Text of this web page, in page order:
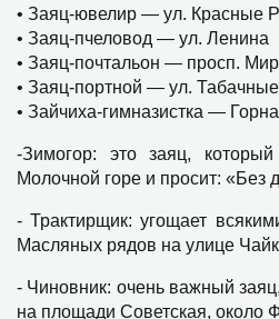
• Заяц‑ювелир — ул. Красные
• Заяц‑пчеловод — ул. Ленина
• Заяц‑почтальон — просп.
• Заяц‑портной — ул.
• Зайчиха‑гимназистка —
-Зимогор: это заяц,
Молочной горе и просит: «Без
- Трактирщик: угощает
Масляных рядов на улице
- Чиновник: очень важный
на площади Советская, около